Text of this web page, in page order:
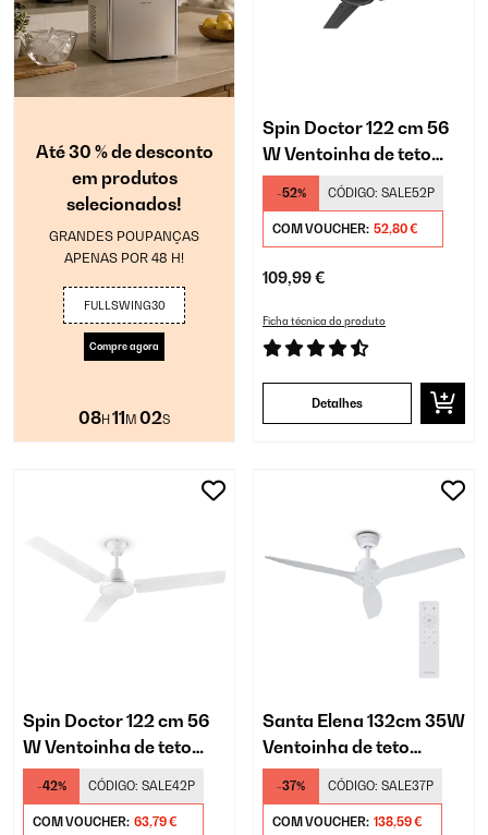
Até 30 % de desconto
em produtos
selecionados!
GRANDES POUPANÇAS
APENAS POR 48 H!
FULLSWING30
Compre agora
08H 11M 01S
Spin Doctor 122 cm 56
W Ventoinha de teto
Preto
-52% CÓDIGO: SALE52P
COM VOUCHER: 52,80 €
109,99 €
Ficha técnica do produto
Detalhes
Spin Doctor 122 cm 56
W Ventoinha de teto
Branco
-42% CÓDIGO: SALE42P
COM VOUCHER: 63,79 €
Santa Elena 132cm 35W
Ventoinha de teto
Branco
-37% CÓDIGO: SALE37P
COM VOUCHER: 138,59 €